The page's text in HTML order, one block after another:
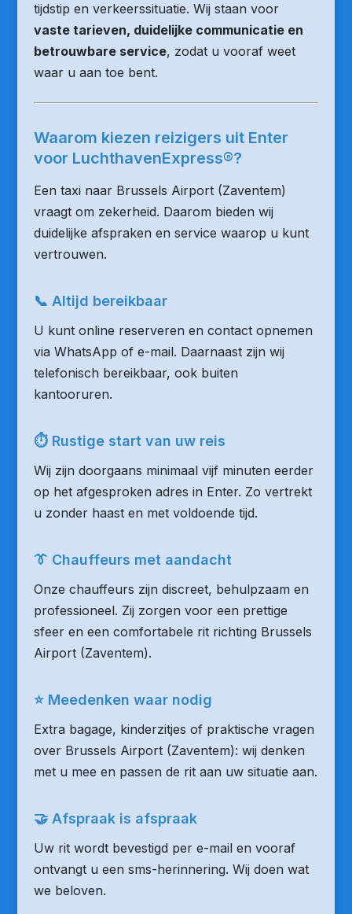
tijdstip en verkeerssituatie. Wij staan voor
vaste tarieven, duidelijke communicatie en
betrouwbare service, zodat u vooraf weet
waar u aan toe bent.
Waarom kiezen reizigers uit Enter
voor LuchthavenExpress®?
Een taxi naar Brussels Airport (Zaventem)
vraagt om zekerheid. Daarom bieden wij
duidelijke afspraken en service waarop u kunt
vertrouwen.
📞 Altijd bereikbaar
U kunt online reserveren en contact opnemen
via WhatsApp of e-mail. Daarnaast zijn wij
telefonisch bereikbaar, ook buiten
kantooruren.
⏱ Rustige start van uw reis
Wij zijn doorgaans minimaal vijf minuten eerder
op het afgesproken adres in Enter. Zo vertrekt
u zonder haast en met voldoende tijd.
👔 Chauffeurs met aandacht
Onze chauffeurs zijn discreet, behulpzaam en
professioneel. Zij zorgen voor een prettige
sfeer en een comfortabele rit richting Brussels
Airport (Zaventem).
⭐ Meedenken waar nodig
Extra bagage, kinderzitjes of praktische vragen
over Brussels Airport (Zaventem): wij denken
met u mee en passen de rit aan uw situatie aan.
🤝 Afspraak is afspraak
Uw rit wordt bevestigd per e-mail en vooraf
ontvangt u een sms-herinnering. Wij doen wat
we beloven.